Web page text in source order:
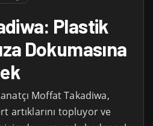
Plastik
Dokumasına
Moffat Takadiwa,
artıklarını topluyor ve